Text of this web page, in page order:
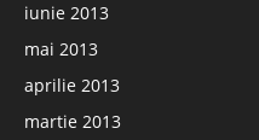
iunie 2013
mai 2013
aprilie 2013
martie 2013